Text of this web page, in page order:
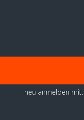
neu anmelden mit: